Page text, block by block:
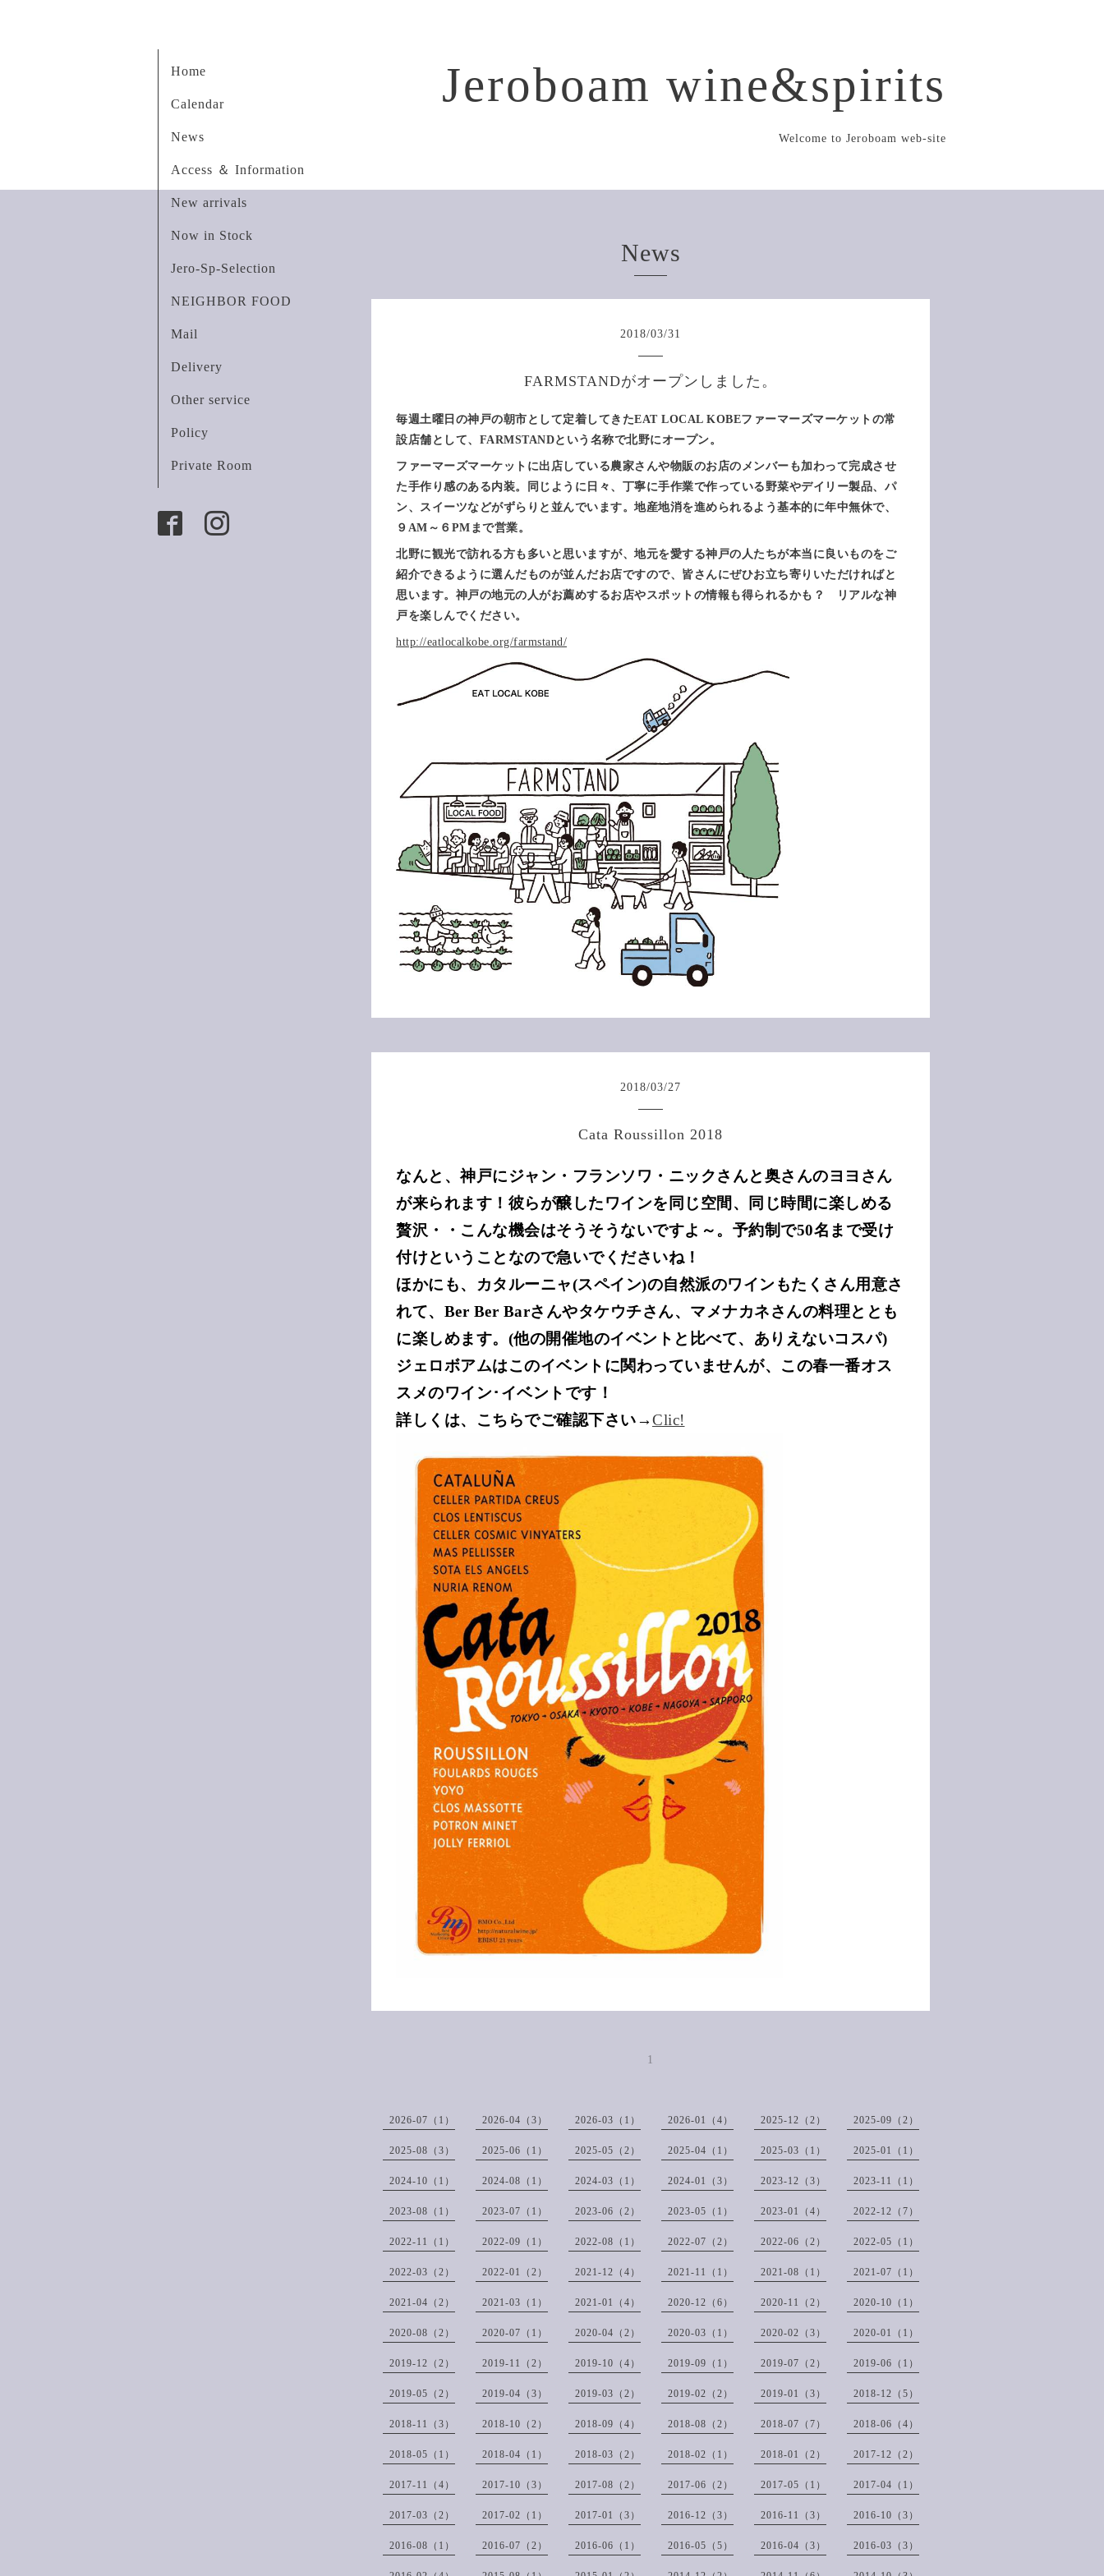
Jeroboam wine&spirits
Welcome to Jeroboam web-site
Home
Calendar
News
Access ＆ Information
New arrivals
Now in Stock
Jero-Sp-Selection
NEIGHBOR FOOD
Mail
Delivery
Other service
Policy
Private Room
News
2018/03/31
FARMSTANDがオープンしました。
毎週土曜日の神戸の朝市として定着してきたEAT LOCAL KOBEファーマーズマーケットの常
設店舗として、FARMSTANDという名称で北野にオープン。
ファーマーズマーケットに出店している農家さんや物販のお店のメンバーも加わって完成させ
た手作り感のある内装。同じように日々、丁寧に手作業で作っている野菜やデイリー製品、パ
ン、スイーツなどがずらりと並んでいます。地産地消を進められるよう基本的に年中無休で、
９AM～６PMまで営業。
北野に観光で訪れる方も多いと思いますが、地元を愛する神戸の人たちが本当に良いものをご
紹介できるように選んだものが並んだお店ですので、皆さんにぜひお立ち寄りいただければと
思います。神戸の地元の人がお薦めするお店やスポットの情報も得られるかも？ リアルな神
戸を楽しんでください。
http://eatlocalkobe.org/farmstand/
2018/03/27
Cata Roussillon 2018
なんと、神戸にジャン・フランソワ・ニックさんと奥さんのヨヨさん
が来られます！彼らが醸したワインを同じ空間、同じ時間に楽しめる
贅沢・・こんな機会はそうそうないですよ～。予約制で50名まで受け
付けということなので急いでくださいね！
ほかにも、カタルーニャ(スペイン)の自然派のワインもたくさん用意さ
れて、Ber Ber Barさんやタケウチさん、マメナカネさんの料理ととも
に楽しめます。(他の開催地のイベントと比べて、ありえないコスパ)
ジェロボアムはこのイベントに関わっていませんが、この春一番オス
スメのワイン･イベントです！
詳しくは、こちらでご確認下さい→Clic!
1
2026-07（1） 2026-04（3） 2026-03（1） 2026-01（4） 2025-12（2） 2025-09（2）
2025-08（3） 2025-06（1） 2025-05（2） 2025-04（1） 2025-03（1） 2025-01（1）
2024-10（1） 2024-08（1） 2024-03（1） 2024-01（3） 2023-12（3） 2023-11（1）
2023-08（1） 2023-07（1） 2023-06（2） 2023-05（1） 2023-01（4） 2022-12（7）
2022-11（1） 2022-09（1） 2022-08（1） 2022-07（2） 2022-06（2） 2022-05（1）
2022-03（2） 2022-01（2） 2021-12（4） 2021-11（1） 2021-08（1） 2021-07（1）
2021-04（2） 2021-03（1） 2021-01（4） 2020-12（6） 2020-11（2） 2020-10（1）
2020-08（2） 2020-07（1） 2020-04（2） 2020-03（1） 2020-02（3） 2020-01（1）
2019-12（2） 2019-11（2） 2019-10（4） 2019-09（1） 2019-07（2） 2019-06（1）
2019-05（2） 2019-04（3） 2019-03（2） 2019-02（2） 2019-01（3） 2018-12（5）
2018-11（3） 2018-10（2） 2018-09（4） 2018-08（2） 2018-07（7） 2018-06（4）
2018-05（1） 2018-04（1） 2018-03（2） 2018-02（1） 2018-01（2） 2017-12（2）
2017-11（4） 2017-10（3） 2017-08（2） 2017-06（2） 2017-05（1） 2017-04（1）
2017-03（2） 2017-02（1） 2017-01（3） 2016-12（3） 2016-11（3） 2016-10（3）
2016-08（1） 2016-07（2） 2016-06（1） 2016-05（5） 2016-04（3） 2016-03（3）